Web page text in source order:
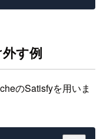
す例
のSatisfyを用いま